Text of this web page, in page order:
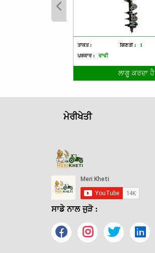
ਤਾਕਤ : ਗਿਣਤੀ :
1
ਪ੍ਰਕਾਰ :
ਵਾਢੀ
ਲਾਗੂ ਕਰਦਾ ਹੈ
ਮੇਰੀਖੇਤੀ
ਸਾਡੇ ਨਾਲ ਜੁੜੋ :